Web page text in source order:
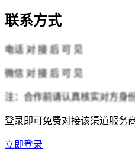
联系方式
电话 对 接 后 可 见
微信 对 接 后 可 见
注：合作前请认真核实对方身
登录即可免费对接该渠道服务
立即登录